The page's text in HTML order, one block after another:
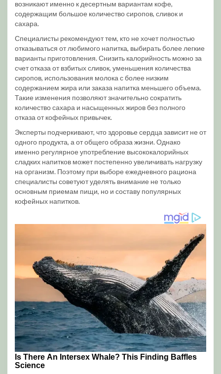
возникают именно к десертным вариантам кофе,
содержащим большое количество сиропов, сливок и
сахара.
Специалисты рекомендуют тем, кто не хочет полностью
отказываться от любимого напитка, выбирать более легкие
варианты приготовления. Снизить калорийность можно за
счет отказа от взбитых сливок, уменьшения количества
сиропов, использования молока с более низким
содержанием жира или заказа напитка меньшего объема.
Такие изменения позволяют значительно сократить
количество сахара и насыщенных жиров без полного
отказа от кофейных привычек.
Эксперты подчеркивают, что здоровье сердца зависит не от
одного продукта, а от общего образа жизни. Однако
именно регулярное употребление высококалорийных
сладких напитков может постепенно увеличивать нагрузку
на организм. Поэтому при выборе ежедневного рациона
специалисты советуют уделять внимание не только
основным приемам пищи, но и составу популярных
кофейных напитков.